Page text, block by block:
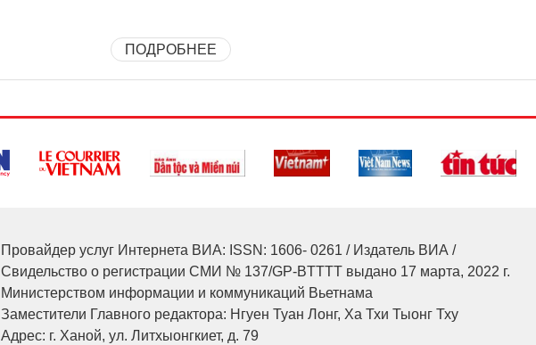
ПОДРОБНЕЕ
Провайдер услуг Интернета ВИА: ISSN: 1606- 0261 / Издатель ВИА /
Свидельство о регистрации СМИ № 137/GP-BTTTT выдано 17 марта, 2022 г.
Министерством информации и коммуникаций Вьетнама
Заместители Главного редактора: Нгуен Туан Лонг, Ха Тхи Тыонг Тху
Адрес: г. Ханой, ул. Литхыонгкиет, д. 79